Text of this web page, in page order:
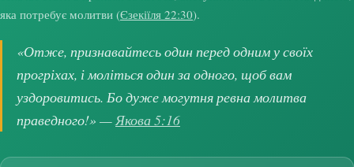
яка потребує молитви (Єзекіїля 22:30).
«Отже, признавайтесь один перед одним у своїх
прогріхах, і моліться один за одного, щоб вам
уздоровитись. Бо дуже могутня ревна молитва
праведного!» —Якова 5:16